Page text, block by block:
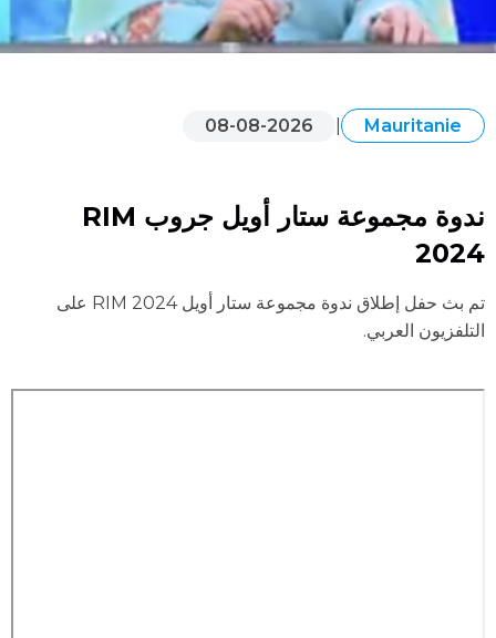
Mauritanie
08-08-2026
ندوة مجموعة ستار أويل جروب RIM
2024
تم بث حفل إطلاق ندوة مجموعة ستار أويل RIM 2024 على
التلفزيون العربي.